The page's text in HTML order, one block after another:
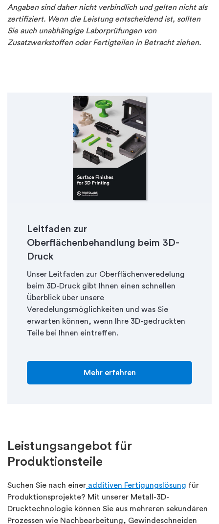
Angaben sind daher nicht verbindlich und gelten nicht als
zertifiziert. Wenn die Leistung entscheidend ist, sollten
Sie auch unabhängige Laborprüfungen von
Zusatzwerkstoffen oder Fertigteilen in Betracht ziehen.
Leitfaden zur
Oberflächenbehandlung beim 3D-
Druck
Unser Leitfaden zur Oberflächenveredelung
beim 3D-Druck gibt Ihnen einen schnellen
Überblick über unsere
Veredelungsmöglichkeiten und was Sie
erwarten können, wenn Ihre 3D-gedruckten
Teile bei Ihnen eintreffen.
Mehr erfahren
Leistungsangebot für
Produktionsteile
Suchen Sie nach einer additiven Fertigungslösung für
Produktionsprojekte? Mit unserer Metall-3D-
Drucktechnologie können Sie aus mehreren sekundären
Prozessen wie Nachbearbeitung, Gewindeschneiden